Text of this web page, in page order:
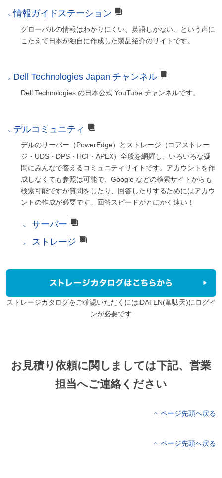
情報ガイドステーション
グローバルの情報はわかりにくい、英語しかない、という声に
こたえて日本が独自に作成した製品紹介のサイトです。
Dell Technologies Japan チャンネル
Dell Technologies の日本公式 YouTube チャンネルです。
デルコミュニティ
デルのサーバー（PowerEdge）とストレージ（コアストレー
ジ・UDS・DPS・HCI・APEX）全般を網羅し、いろいろな疑
問にみんなで答えるコミュニティサイトです。アカウントを作
成しなくても参照は可能で、Google などの検索サイトからも
検索可能ですが質問をしたり、回答したりするためにはアカウ
ントの作成が必要です。回答スピードがとにかく速い！
サーバー
ストレージ
ストレージカタログをご確認いただくにはiDATEN(韋駄天)にログイ
ンが必要です
お見積り依頼に関しましては下記、営業
担当へご連絡ください
ページ先頭へ戻る
ページ先頭へ戻る